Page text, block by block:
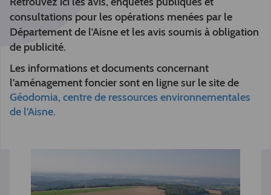
consultations pour les opérations menées par le
Département de l'Aisne et les avis soumis à obligation
de publicité.
Les informations et documents concernant
l'aménagement foncier sont en ligne sur le site de
Géodomia, centre de ressources environnementales
de l'Aisne.